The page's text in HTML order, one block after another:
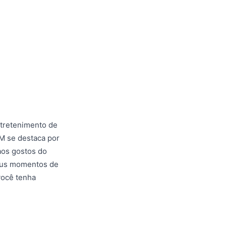
de
se destaca por
gostos do
momentos de
tenha